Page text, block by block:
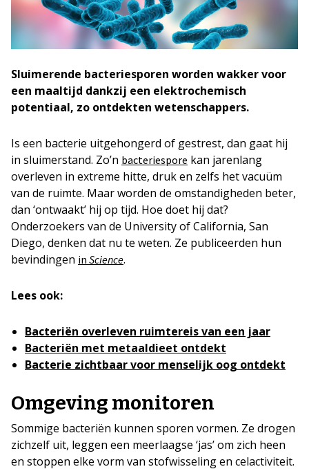
Sluimerende bacteriesporen worden wakker voor
een maaltijd dankzij een elektrochemisch
potentiaal, zo ontdekten wetenschappers.
Is een bacterie uitgehongerd of gestrest, dan gaat hij
in sluimerstand. Zo’n bacteriespore kan jarenlang
overleven in extreme hitte, druk en zelfs het vacuüm
van de ruimte. Maar worden de omstandigheden beter,
dan ‘ontwaakt’ hij op tijd. Hoe doet hij dat?
Onderzoekers van de University of California, San
Diego, denken dat nu te weten. Ze publiceerden hun
bevindingen in Science.
Lees ook:
Bacteriën overleven ruimtereis van een jaar
Bacteriën met metaaldieet ontdekt
Bacterie zichtbaar voor menselijk oog ontdekt
Omgeving monitoren
Sommige bacteriën kunnen sporen vormen. Ze drogen
zichzelf uit, leggen een meerlaagse ‘jas’ om zich heen
en stoppen elke vorm van stofwisseling en celactiviteit.